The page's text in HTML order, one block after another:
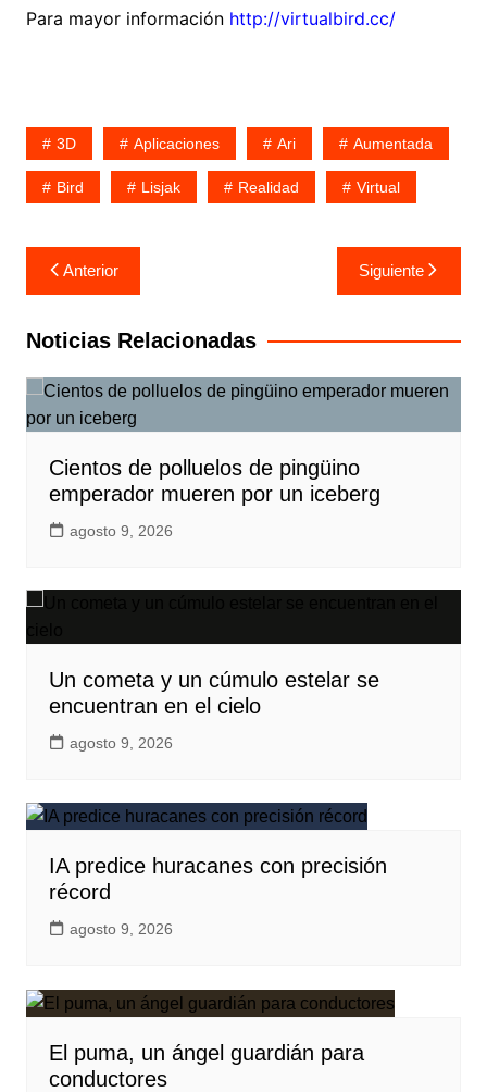
Para mayor información http://virtualbird.cc/
3D Aplicaciones Ari Aumentada
Bird Lisjak Realidad Virtual
Navegación
de
entradas
Anterior Siguiente
Noticias Relacionadas
Cientos de polluelos de pingüino
emperador mueren por un iceberg
agosto 9, 2026
Un cometa y un cúmulo estelar se
encuentran en el cielo
agosto 9, 2026
IA predice huracanes con precisión
récord
agosto 9, 2026
El puma, un ángel guardián para
conductores